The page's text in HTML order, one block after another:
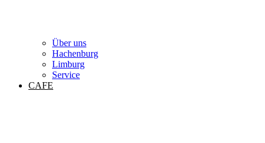
Über uns
Hachenburg
Limburg
Service
CAFE